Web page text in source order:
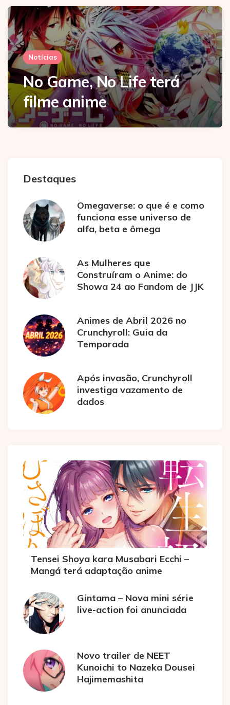
Notícias
No Game, No Life terá
filme anime
Destaques
Omegaverse: o que é e como
funciona esse universo de
alfa, beta e ômega
As Mulheres que
Construíram o Anime: do
Showa 24 ao Fandom de JJK
Animes de Abril 2026 no
Crunchyroll: Guia da
Temporada
Após invasão, Crunchyroll
investiga vazamento de
dados
Tensei Shoya kara Musabari Ecchi –
Mangá terá adaptação anime
Gintama – Nova mini série
live-action foi anunciada
Novo trailer de NEET
Kunoichi to Nazeka Dousei
Hajimemashita